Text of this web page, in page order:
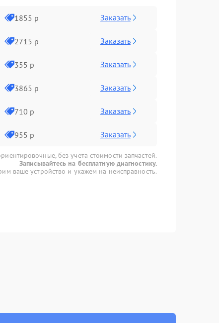
1855 р Заказать
2715 р Заказать
355 р Заказать
3865 р Заказать
710 р Заказать
955 р Заказать
без учета стоимости запчастей.
Записывайтесь на бесплатную диагностику.
ваше устройство и укажем на неисправность.